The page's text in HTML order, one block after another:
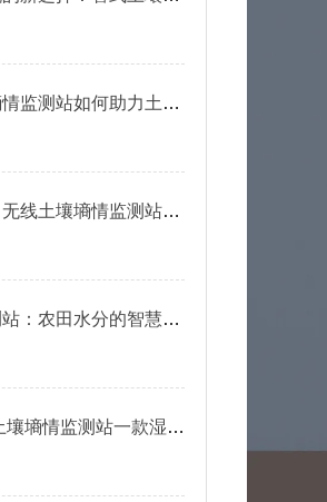
探针式土壤墒情监测站如何助力土壤管理？
土地守护者：无线土壤墒情监测站介绍
土壤墒情监测站：农田水分的智慧守护者
干货/分享：土壤墒情监测站一款湿润土壤，农田里的“气象站“